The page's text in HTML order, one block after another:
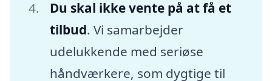
Du skal ikke vente på at få et
tilbud. Vi samarbejder
udelukkende med seriøse
håndværkere, som dygtige til